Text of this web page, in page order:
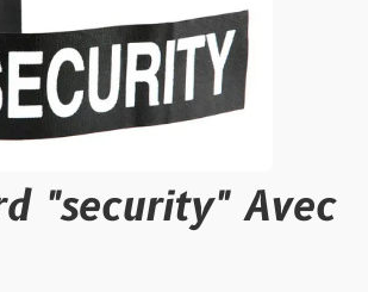
"security" Avec